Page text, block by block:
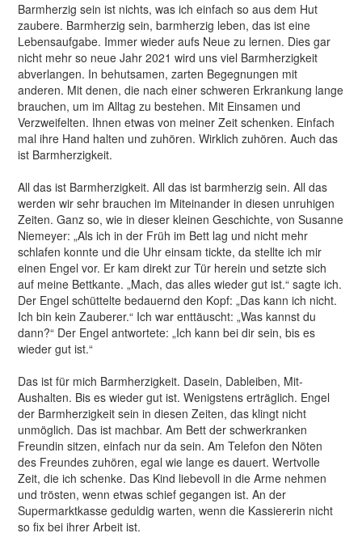
Barmherzig sein ist nichts, was ich einfach so aus dem Hut
zaubere. Barmherzig sein, barmherzig leben, das ist eine
Lebensaufgabe. Immer wieder aufs Neue zu lernen. Dies gar
nicht mehr so neue Jahr 2021 wird uns viel Barmherzigkeit
abverlangen. In behutsamen, zarten Begegnungen mit
anderen. Mit denen, die nach einer schweren Erkrankung lange
brauchen, um im Alltag zu bestehen. Mit Einsamen und
Verzweifelten. Ihnen etwas von meiner Zeit schenken. Einfach
mal ihre Hand halten und zuhören. Wirklich zuhören. Auch das
ist Barmherzigkeit.
All das ist Barmherzigkeit. All das ist barmherzig sein. All das
werden wir sehr brauchen im Miteinander in diesen unruhigen
Zeiten. Ganz so, wie in dieser kleinen Geschichte, von Susanne
Niemeyer: „Als ich in der Früh im Bett lag und nicht mehr
schlafen konnte und die Uhr einsam tickte, da stellte ich mir
einen Engel vor. Er kam direkt zur Tür herein und setzte sich
auf meine Bettkante. „Mach, das alles wieder gut ist.“ sagte ich.
Der Engel schüttelte bedauernd den Kopf: „Das kann ich nicht.
Ich bin kein Zauberer.“ Ich war enttäuscht: „Was kannst du
dann?“ Der Engel antwortete: „Ich kann bei dir sein, bis es
wieder gut ist.“
Das ist für mich Barmherzigkeit. Dasein, Dableiben, Mit-
Aushalten. Bis es wieder gut ist. Wenigstens erträglich. Engel
der Barmherzigkeit sein in diesen Zeiten, das klingt nicht
unmöglich. Das ist machbar. Am Bett der schwerkranken
Freundin sitzen, einfach nur da sein. Am Telefon den Nöten
des Freundes zuhören, egal wie lange es dauert. Wertvolle
Zeit, die ich schenke. Das Kind liebevoll in die Arme nehmen
und trösten, wenn etwas schief gegangen ist. An der
Supermarktkasse geduldig warten, wenn die Kassiererin nicht
so fix bei ihrer Arbeit ist.